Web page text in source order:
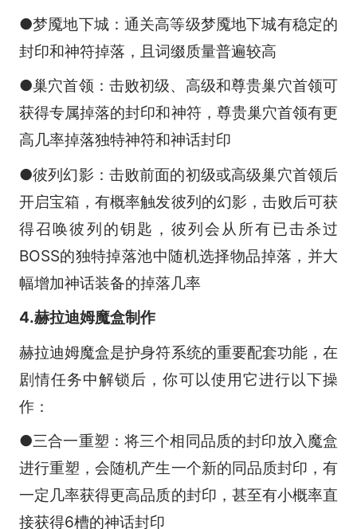
●梦魇地下城：通关高等级梦魇地下城有稳定的
封印和神符掉落，且词缀质量普遍较高
●巢穴首领：击败初级、高级和尊贵巢穴首领可
获得专属掉落的封印和神符，尊贵巢穴首领有更
高几率掉落独特神符和神话封印
●彼列幻影：击败前面的初级或高级巢穴首领后
开启宝箱，有概率触发彼列的幻影，击败后可获
得召唤彼列的钥匙，彼列会从所有已击杀过
BOSS的独特掉落池中随机选择物品掉落，并大
幅增加神话装备的掉落几率
4.赫拉迪姆魔盒制作
赫拉迪姆魔盒是护身符系统的重要配套功能，在
剧情任务中解锁后，你可以使用它进行以下操
作：
●三合一重塑：将三个相同品质的封印放入魔盒
进行重塑，会随机产生一个新的同品质封印，有
一定几率获得更高品质的封印，甚至有小概率直
接获得6槽的神话封印